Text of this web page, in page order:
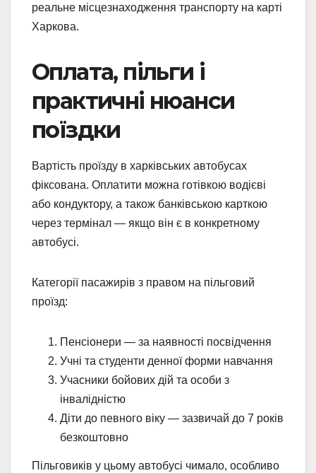
реальне місцезнаходження транспорту на карті
Харкова.
Оплата, пільги і
практичні нюанси
поїздки
Вартість проїзду в харківських автобусах
фіксована. Оплатити можна готівкою водієві
або кондуктору, а також банківською карткою
через термінал — якщо він є в конкретному
автобусі.
Категорії пасажирів з правом на пільговий
проїзд:
Пенсіонери — за наявності посвідчення
Учні та студенти денної форми навчання
Учасники бойових дій та особи з
інвалідністю
Діти до певного віку — зазвичай до 7 років
безкоштовно
Пільговиків у цьому автобусі чимало, особливо